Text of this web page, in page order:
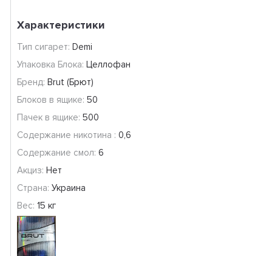
Характеристики
Тип сигарет: Demi
Упаковка Блока: Целлофан
Бренд: Brut (Брют)
Блоков в ящике: 50
Пачек в ящике: 500
Содержание никотина : 0,6
Содержание смол: 6
Акциз: Нет
Страна: Украина
Вес: 15 кг